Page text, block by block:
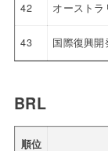
42 オーストラ
43 国際復興
BRL
順位